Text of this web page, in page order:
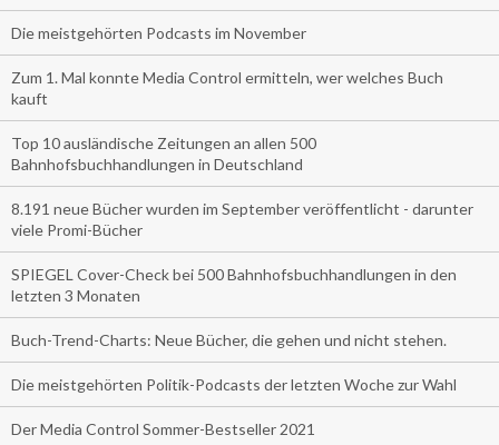
Die meistgehörten Podcasts im November
Zum 1. Mal konnte Media Control ermitteln, wer welches Buch
kauft
Top 10 ausländische Zeitungen an allen 500
Bahnhofsbuchhandlungen in Deutschland
8.191 neue Bücher wurden im September veröffentlicht - darunter
viele Promi-Bücher
SPIEGEL Cover-Check bei 500 Bahnhofsbuchhandlungen in den
letzten 3 Monaten
Buch-Trend-Charts: Neue Bücher, die gehen und nicht stehen.
Die meistgehörten Politik-Podcasts der letzten Woche zur Wahl
Der Media Control Sommer-Bestseller 2021